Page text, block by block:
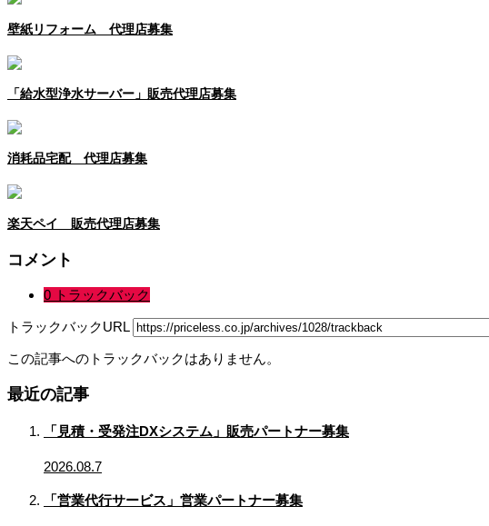
壁紙リフォーム 代理店募集
「給水型浄水サーバー」販売代理店募集
消耗品宅配 代理店募集
楽天ペイ 販売代理店募集
コメント
0 トラックバック
トラックバックURL
この記事へのトラックバックはありません。
最近の記事
「見積・受発注DXシステム」販売パートナー募集
2026.08.7
「営業代行サービス」営業パートナー募集